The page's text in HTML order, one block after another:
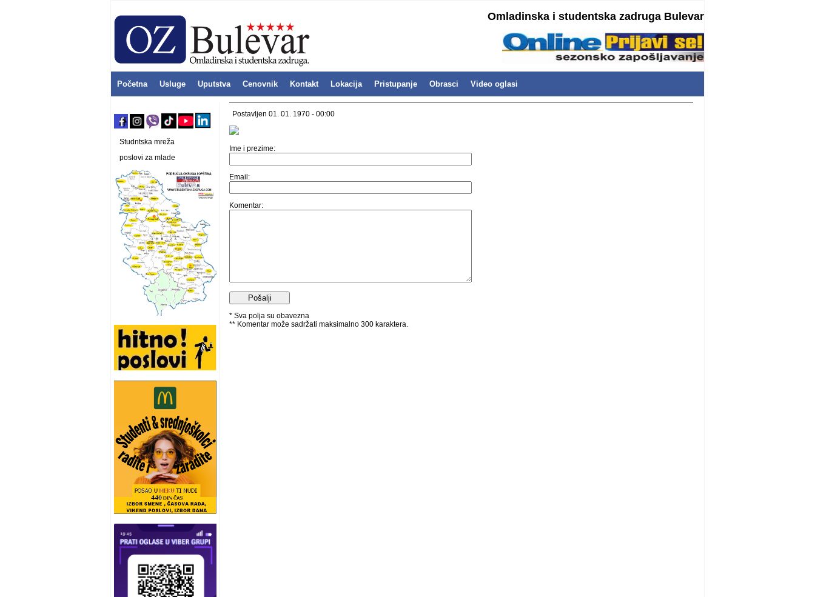
Omladinska i studentska zadruga Bulevar
Početna Usluge Uputstva Cenovnik Kontakt Lokacija Pristupanje Obrasci Video oglasi
Studntska mreža
poslovi za mlade
Postavljen 01. 01. 1970 - 00:00
Ime i prezime:
Email:
Komentar:
* Sva polja su obavezna
** Komentar može sadržati maksimalno 300 karaktera.